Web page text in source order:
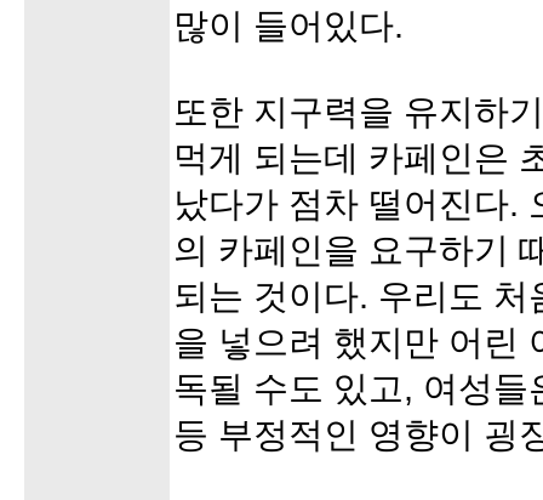
많이 들어있다.
또한 지구력을 유지하
먹게 되는데 카페인은
났다가 점차 떨어진다.
의 카페인을 요구하기
되는 것이다. 우리도
을 넣으려 했지만 어린
독될 수도 있고, 여성
등 부정적인 영향이 굉